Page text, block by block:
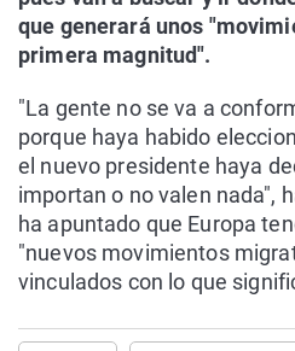
que generará unos
primera magnitud".
"La gente no se va a
porque haya habido
el nuevo presidente haya
importan o no valen nada",
ha apuntado que Europa
"nuevos movimientos
vinculados con lo que